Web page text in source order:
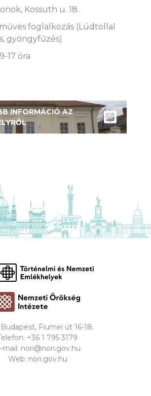
Kossuth u. 18.
foglalkozás (Lúdtollal
gyöngyfűzés)
17 óra
INFORMÁCIÓ AZ
Fiumei út 16-18.
+36 1 795 3179
mail: nori@nori.gov.hu
Web: nori.gov.hu